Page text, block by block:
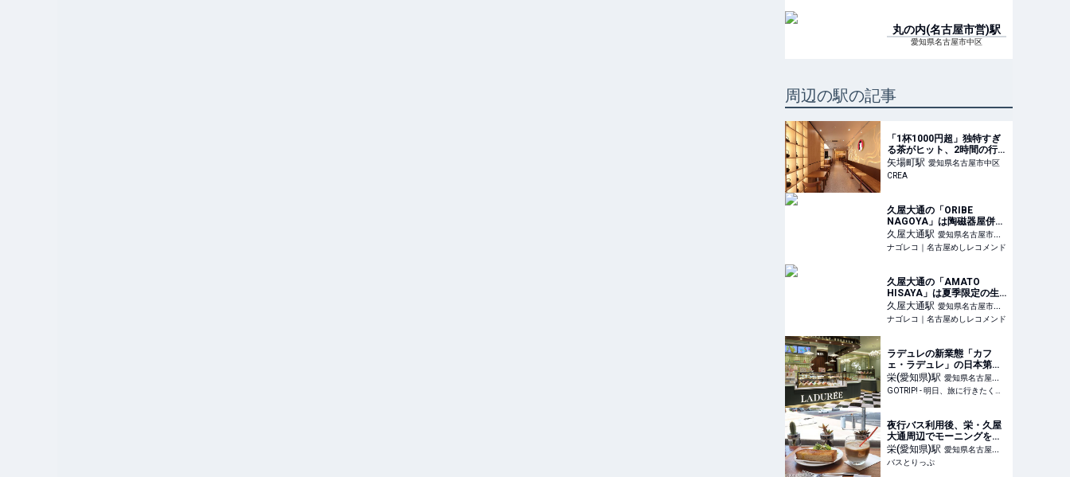
丸の内(名古屋市営)駅
愛知県名古屋市中区
周辺の駅の記事
「1杯1000円超」独特すぎ
る茶がヒット、2時間の行
列も…“名古屋の主婦”が誘
致した“日本初上陸カフ
矢場町駅 愛知県名古屋市中区
CREA
久屋大通の「ORIBE
NAGOYA」は陶磁器屋併設
のおしゃれカフェ
久屋大通駅 愛知県名古屋市中
区
ナゴレコ｜名古屋めしレコメンド
久屋大通の「AMATO
HISAYA」は夏季限定の生
桃かき氷店
久屋大通駅 愛知県名古屋市中
区
ナゴレコ｜名古屋めしレコメンド
ラデュレの新業態「カフ
ェ・ラデュレ」の日本第一
号店が名古屋ラシックにオ
ープン - GOTRIP!
栄(愛知県)駅 愛知県名古屋市
中区
GOTRIP! - 明日、旅に行きたくなるメディア
夜行バス利用後、栄・久屋
大通周辺でモーニングを食
べるならここ！ レトロな純
喫茶やコーヒーにこだわっ
たカフェを紹介
栄(愛知県)駅 愛知県名古屋市
中区
バスとりっぷ